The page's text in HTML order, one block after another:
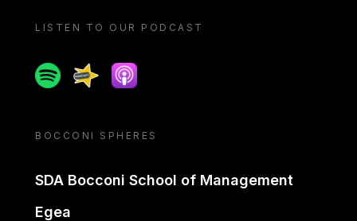
LISTEN TO OUR PODCAST
SpotifySpreakerApple podcast
BOCCONI SPHERES
SDA Bocconi School of Management
Egea